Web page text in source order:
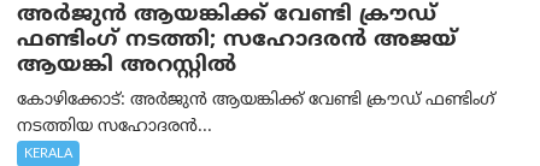
അർജുൻ ആയങ്കിക്ക് വേണ്ടി ക്രൗഡ്
ഫണ്ടിംഗ് നടത്തി; സഹോദരന്‍ അജയ്
ആയങ്കി അറസ്റ്റിൽ
കോഴിക്കോട്: അർജുൻ ആയങ്കിക്ക് വേണ്ടി ക്രൗഡ് ഫണ്ടിംഗ്
നടത്തിയ സഹോദരന്‍...
KERALA